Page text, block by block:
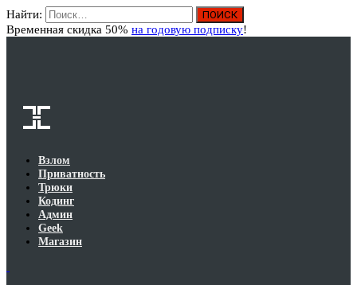
Найти:
Временная скидка 50% на годовую подписку!
Взлом
Приватность
Трюки
Кодинг
Админ
Geek
Магазин